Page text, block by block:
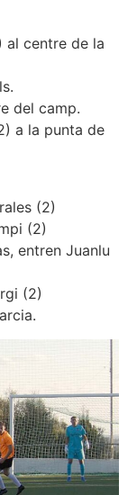
al centre de la
del camp.
a la punta de
(2)
(2)
entren Juanlu
(2)